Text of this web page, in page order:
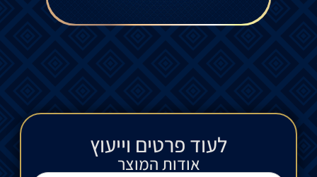
לעוד פרטים וייעוץ​
אודות המוצר